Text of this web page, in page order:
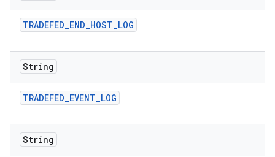
TRADEFED_END_HOST_LOG
String
TRADEFED_EVENT_LOG
String